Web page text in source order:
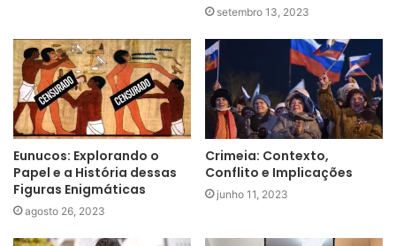
setembro 13, 2023
Eunucos: Explorando o
Papel e a História dessas
Figuras Enigmáticas
agosto 26, 2023
Crimeia: Contexto,
Conflito e Implicações
junho 11, 2023